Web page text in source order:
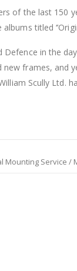
of the last
titled
in the
frames, and
Scully
Mounting Service /